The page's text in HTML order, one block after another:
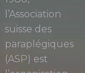
l’Association
suisse des
paraplégiques
(ASP) est